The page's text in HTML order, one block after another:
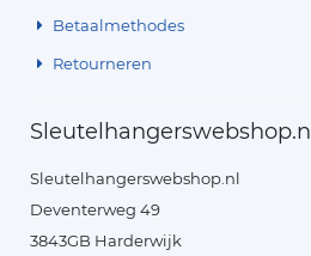
Betaalmethodes
Retourneren
Sleutelhangerswebshop.nl
Sleutelhangerswebshop.nl
Deventerweg 49
3843GB Harderwijk